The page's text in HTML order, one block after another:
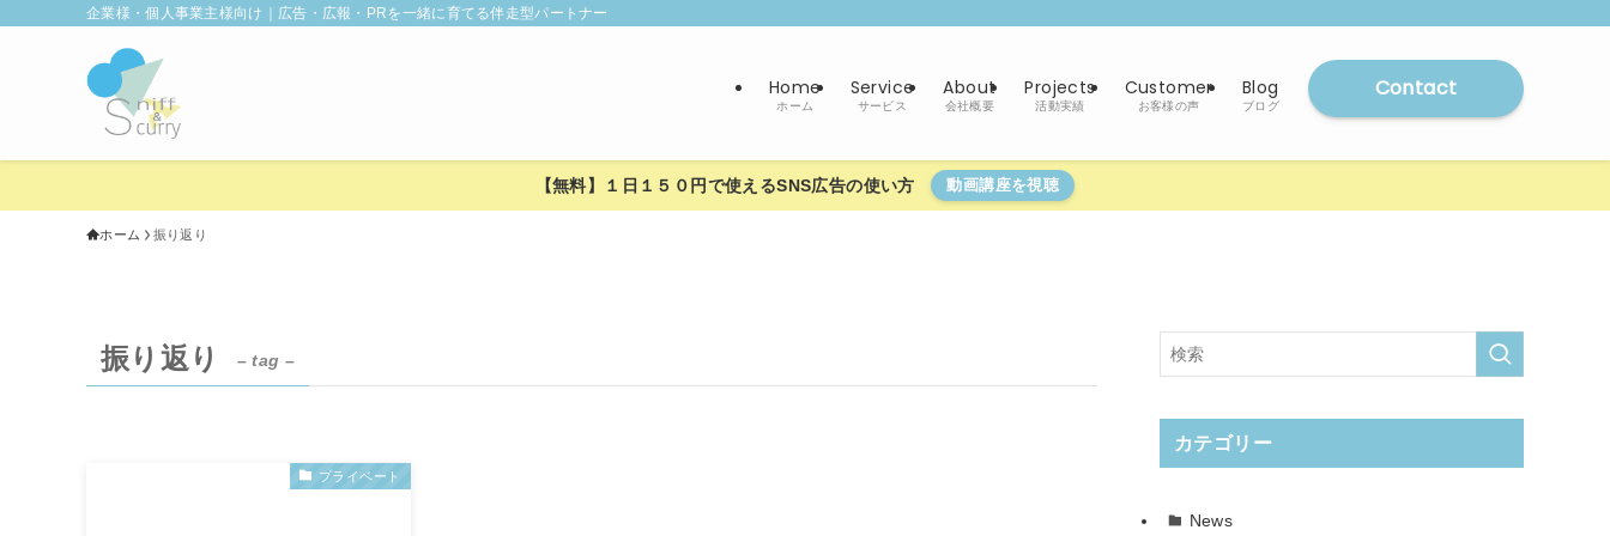
企業様・個人事業主様向け｜広告・広報・PRを一緒に育てる伴走型パートナー
Home
ホーム
Service
サービス
About
会社概要
Projects
活動実績
Customer
お客様の声
Blog
ブログ
Contact
【無料】１日１５０円で使えるSNS広告の使い方 動画講座を視聴
ホーム 振り返り
振り返り – tag –
プライベート
カテゴリー
News